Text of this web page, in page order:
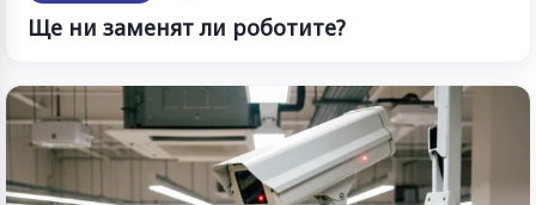
Ще ни заменят ли роботите?